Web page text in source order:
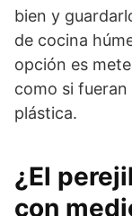
bien y
de cocina
opción es
como si
plástica.
¿El
con